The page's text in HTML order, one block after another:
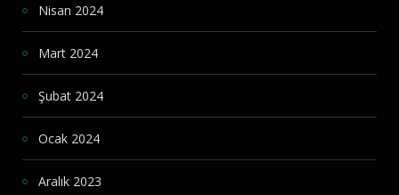
Nisan 2024
Mart 2024
Şubat 2024
Ocak 2024
Aralık 2023